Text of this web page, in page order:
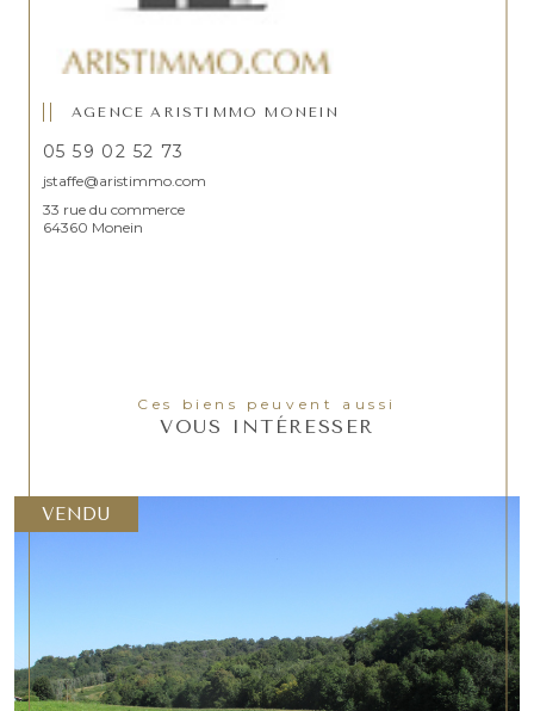
AGENCE ARISTIMMO MONEIN
05 59 02 52 73
jstaffe@aristimmo.com
33 rue du commerce
64360 Monein
Ces biens peuvent aussi
VOUS INTÉRESSER
VENDU